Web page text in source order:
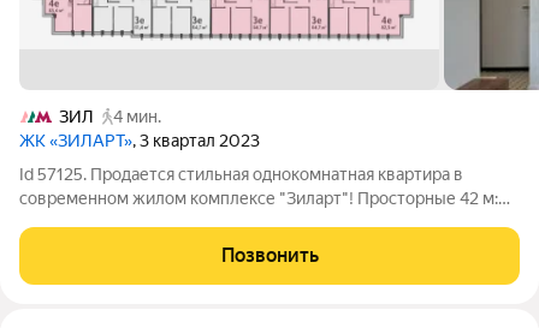
ЗИЛ
4 мин.
ЖК «ЗИЛАРТ», 3 квартал 2023
Id 57125. Продается стильная однокомнатная квартира в
современном жилом комплексе "Зиларт"! Просторные 42 м:
свободу. Дизайнерский ремонт: Квартира оформлена по
индивидуальному проекту с
Позвонить